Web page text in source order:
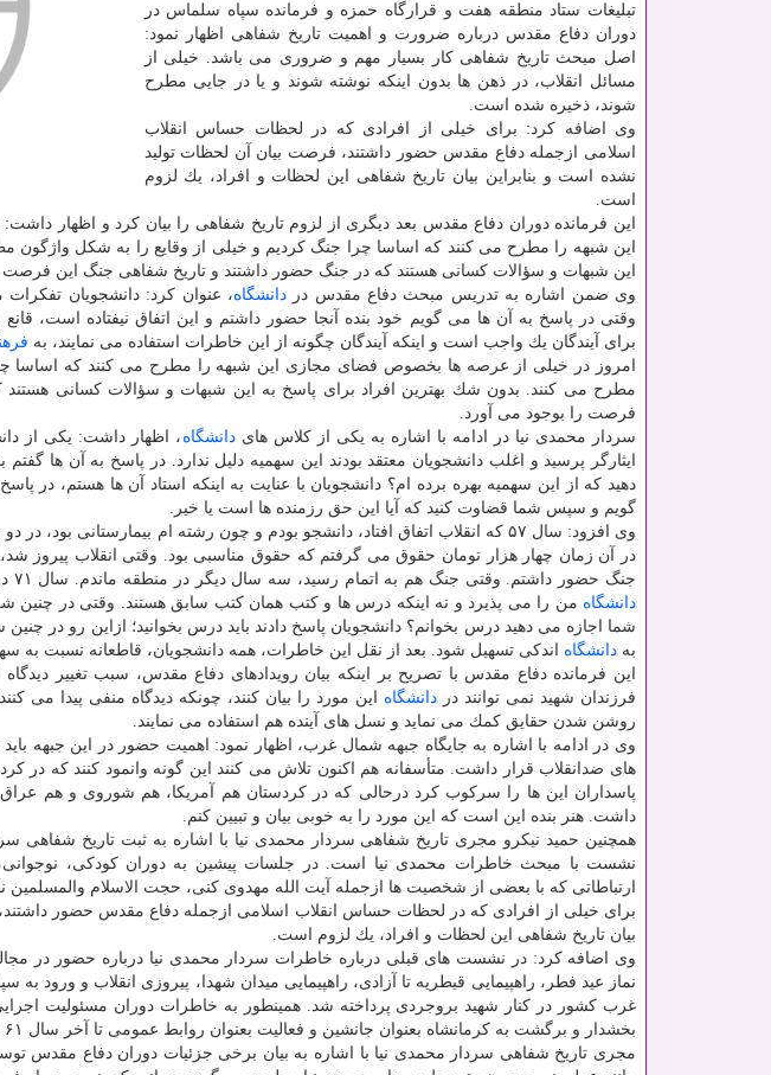
تبلیغات ستاد منطقه هفت و قرارگاه حمزه و فرمانده سپاه سلماس در
دوران دفاع مقدس درباره ضرورت و اهمیت تاریخ شفاهی اظهار نمود:
اصل مبحث تاریخ شفاهی كار بسیار مهم و ضروری می باشد. خیلی از
مسائل انقلاب، در ذهن ها بدون اینكه نوشته شوند و یا در جایی مطرح
شوند، ذخیره شده است.
وی اضافه كرد: برای خیلی از افرادی كه در لحظات حساس انقلاب
اسلامی ازجمله دفاع مقدس حضور داشتند، فرصت بیان آن لحظات تولید
نشده است و بنابراین بیان تاریخ شفاهی این لحظات و افراد، یك لزوم
است.
این فرمانده دوران دفاع مقدس بعد دیگری از لزوم تاریخ شفاهی را بیان كرد و اظهار
این شبهه را مطرح می كنند كه اساسا چرا جنگ كردیم و خیلی از وقایع را به شكل واژگون
این شبهات و سؤالات كسانی هستند كه در جنگ حضور داشتند و تاریخ شفاهی جنگ این فرصت
وی ضمن اشاره به تدریس مبحث دفاع مقدس دردانشگاه، عنوان كرد: دانشجویان تفكرات
وقتی در پاسخ به آن ها می گویم خود بنده آنجا حضور داشتم و این اتفاق نیفتاده است،
برای آیندگان یك واجب است و اینكه آیندگان چگونه از این خاطرات استفاده می نمایند، به
امروز در خیلی از عرصه ها بخصوص فضای مجازی این شبهه را مطرح می كنند كه اساسا
مطرح می كنند. بدون شك بهترین افراد برای پاسخ به این شبهات و سؤالات كسانی
فرصت را بوجود می آورد.
سردار محمدی نیا در ادامه با اشاره به یكی از كلاس هایدانشگاه ، اظهار داشت: یكی از
ایثارگر پرسید و اغلب دانشجویان معتقد بودند این سهمیه دلیل ندارد. در پاسخ به آن ها
دهید كه از این سهمیه بهره برده ام؟ دانشجویان با عنایت به اینكه استاد آن ها هستم، در
گویم و سپس شما قضاوت كنید كه آیا این حق رزمنده ها است یا خیر.
وی افزود: سال ۵۷ كه انقلاب اتفاق افتاد، دانشجو بودم و چون رشته ام بیمارستانی
در آن زمان چهار هزار تومان حقوق می گرفتم كه حقوق مناسبی بود. وقتی انقلاب پیروز
جنگ حضور داشتم. وقتی جنگ هم به اتمام رسید، سه سال دیگر در منطقه ماندم. سال ۷۱ دوباره می خواهم در
دانشگاه من را می پذیرد و نه اینكه درس ها و كتب همان كتب سابق هستند. وقتی در چنین
شما اجازه می دهید درس بخوانم؟ دانشجویان پاسخ دادند باید درس بخوانید؛ ازاین رو در
به دانشگاه اندكی تسهیل شود. بعد از نقل این خاطرات، همه دانشجویان، قاطعانه نسبت به
این فرمانده دفاع مقدس با تصریح بر اینكه بیان رویدادهای دفاع مقدس، سبب تغییر
فرزندان شهید نمی توانند در دانشگاه این مورد را بیان كنند، چونكه دیدگاه منفی پیدا می
روشن شدن حقایق كمك می نماید و نسل های آینده هم استفاده می نمایند.
وی در ادامه با اشاره به جایگاه جبهه شمال غرب، اظهار نمود: اهمیت حضور در این جبهه
های ضدانقلاب قرار داشت. متأسفانه هم اكنون تلاش می كنند این گونه وانمود كنند كه
پاسداران این ها را سركوب كرد درحالی كه در كردستان هم آمریكا، هم شوروی و هم
داشت. هنر بنده این است كه این مورد را به خوبی بیان و تبیین كنم.
همچنین حمید نیكرو مجری تاریخ شفاهی سردار محمدی نیا با اشاره به ثبت تاریخ شفاهی
نشست با مبحث خاطرات محمدی نیا است. در جلسات پیشین به دوران كودكی، نوجوانی،
ارتباطاتی كه با بعضی از شخصیت ها ازجمله آیت الله مهدوی كنی، حجت الاسلام
برای خیلی از افرادی كه در لحظات حساس انقلاب اسلامی ازجمله دفاع مقدس حضور
بیان تاریخ شفاهی این لحظات و افراد، یك لزوم است.
وی اضافه كرد: در نشست های قبلی درباره خاطرات سردار محمدی نیا درباره حضور در
نماز عید فطر، راهپیمایی قیطریه تا آزادی، راهپیمایی میدان شهدا، پیروزی انقلاب و ورود به
غرب كشور در كنار شهید بروجردی پرداخته شد. همینطور به خاطرات دوران مسئولیت
بخشدار و برگشت به كرمانشاه بعنوان جانشین و فعالیت بعنوان روابط عمومی تا آخر سال ۶۱ اشاره شد.
مجری تاریخ شفاهی سردار محمدی نیا با اشاره به بیان برخی جزئیات دوران دفاع مقدس